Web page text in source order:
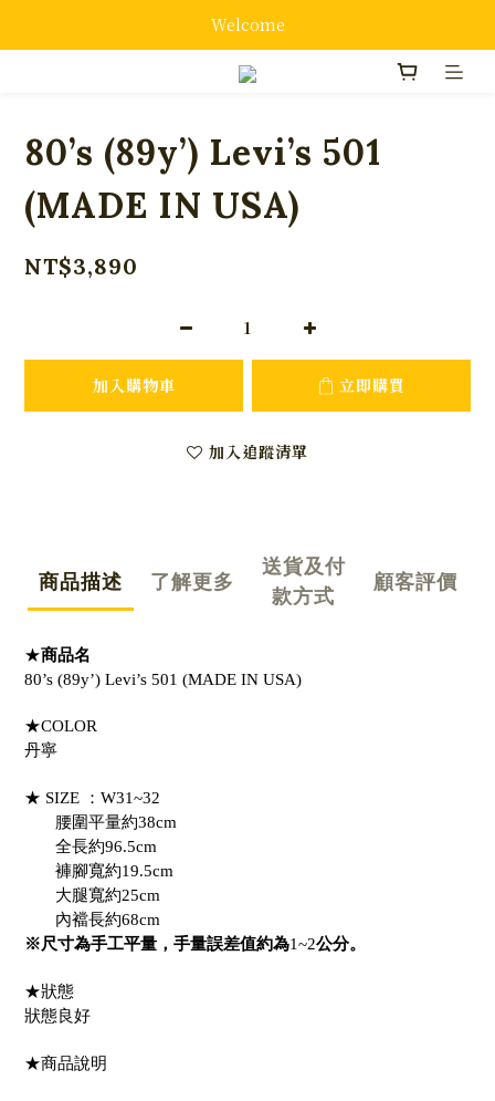
Welcome
80’s (89y’) Levi’s 501
(MADE IN USA)
NT$3,890
加入購物車 立即購買
加入追蹤清單
商品描述 了解更多
送貨及付
款方式
顧客評價
★商品名
80’s (89y’) Levi’s 501 (MADE IN USA)
★COLOR
丹寧
★ SIZE ：W31~32
腰圍平量約38cm
全長約96.5cm
褲腳寬約19.5cm
大腿寬約25cm
內襠長約68cm
※尺寸為手工平量，手量誤差值約為1~2公分。
★狀態
狀態良好
★商品說明